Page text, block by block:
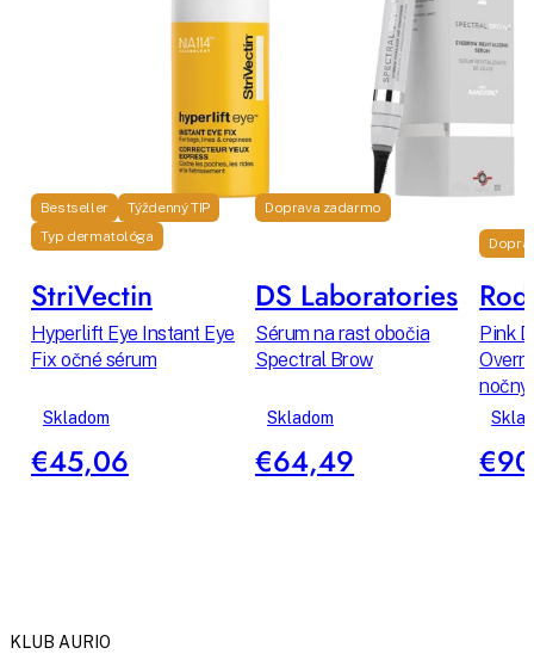
Bestseller
Týždenný TIP
Typ dermatológa
StriVectin
Hyperlift Eye Instant Eye
Fix očné sérum
Skladom
€45,06
Doprava zadarmo
DS Laboratories
Sérum na rast obočia
Spectral Brow
Skladom
€64,49
Pink
nočný
KLUB AURIO